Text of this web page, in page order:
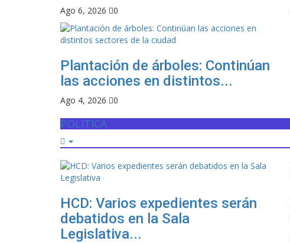
Ago 6, 2026 0
Plantación de árboles: Continúan
las acciones en distintos...
Ago 4, 2026 0
POLITICA
HCD: Varios expedientes serán
debatidos en la Sala
Legislativa...